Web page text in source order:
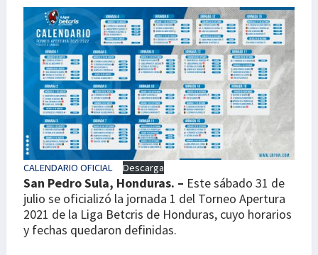
CALENDARIO OFICIAL Descarga
San Pedro Sula, Honduras. – Este sábado 31 de
julio se oficializó la jornada 1 del Torneo Apertura
2021 de la Liga Betcris de Honduras, cuyo horarios
y fechas quedaron definidas.